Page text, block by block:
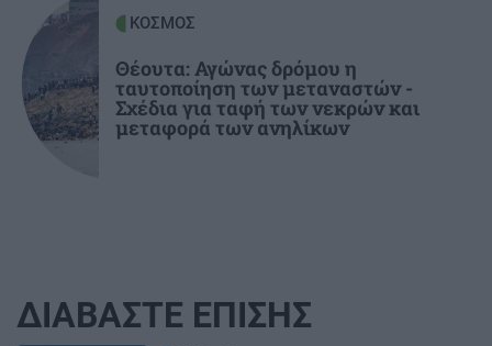
ΚΟΣΜΟΣ
Θέουτα: Αγώνας δρόμου η
ταυτοποίηση των μεταναστών -
Σχέδια για ταφή των νεκρών και
μεταφορά των ανηλίκων
ΔΙΑΒΑΣΤΕ ΕΠΙΣΗΣ